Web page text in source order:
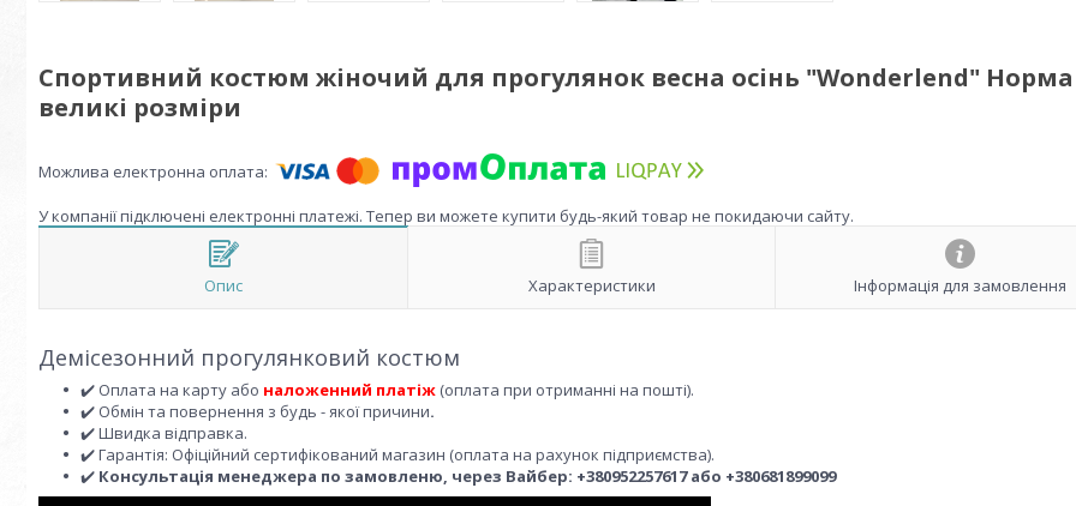
Спортивний костюм жіночий для прогулянок весна осінь "Wonderlend"
великі розміри
У компанії підключені електронні платежі. Тепер ви можете купити будь-який товар не покидаючи сайту.
Опис Характеристики Інформація для замовлення
Демісезонний прогулянковий костюм
✔️ Оплата на карту або наложенний платіж (оплата при отриманні на пошті).
✔️ Обмін та повернення з будь - якої причини.
✔️ Швидка відправка.
✔️ Гарантія: Офіційний сертифікований магазин (оплата на рахунок підприємства).
✔️ Консультація менеджера по замовленю, через Вайбер: +380952257617 або +380681899099